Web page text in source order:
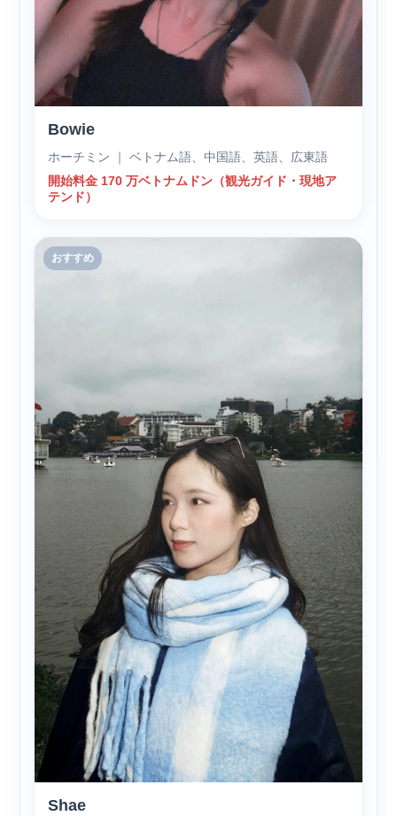
Bowie
ホーチミン ｜ ベトナム語、中国語、英語、広東語
開始料金 170 万ベトナムドン（観光ガイド・現地ア
テンド）
おすすめ
Shae